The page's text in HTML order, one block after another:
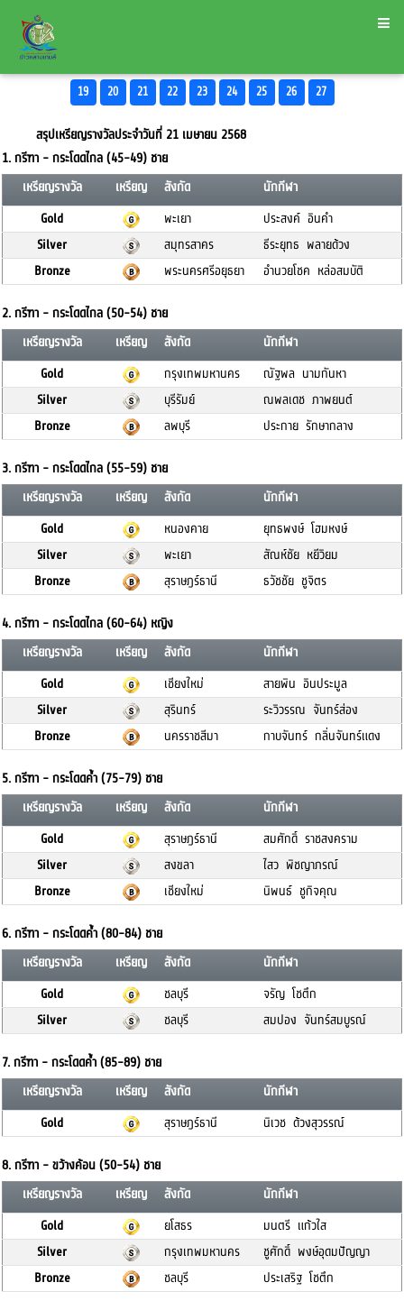
19 20 21 22 23 24 25 26 27
สรุปเหรียญรางวัลประจำวันที่ 21 เมษายน 2568
1. กรีฑา - กระโดดไกล (45-49) ชาย
เหรียญรางวัล
เหรียญ สังกัด
นักกีฬา
Gold
พะเยา
ประสงค์ อินคำ
Silver
สมุทรสาคร
ธีระยุทธ พลายด้วง
Bronze
พระนครศรีอยุธยา อำนวยโชค หล่อสมบัติ
2. กรีฑา - กระโดดไกล (50-54) ชาย
เหรียญรางวัล
เหรียญ สังกัด
นักกีฬา
Gold
กรุงเทพมหานคร
ณัฐพล นามกันหา
Silver
บุรีรัมย์
ณพลเดช ภาพยนต์
Bronze
ลพบุรี ประกาย รักษากลาง
3. กรีฑา - กระโดดไกล (55-59) ชาย
เหรียญรางวัล
เหรียญ สังกัด
นักกีฬา
Gold
หนองคาย
ยุทธพงษ์ โฮมหงษ์
Silver
พะเยา
สัณห์ชัย หยีวิยม
Bronze
สุราษฎร์ธานี ธวัชชัย ชูจิตร
4. กรีฑา - กระโดดไกล (60-64) หญิง
เหรียญรางวัล
เหรียญ สังกัด
นักกีฬา
Gold
เชียงใหม่
สายพิน อินประมูล
Silver
สุรินทร์
ระวิวรรณ จันทร์ส่อง
Bronze
นครราชสีมา กาบจันทร์ กลิ่นจันทร์แดง
5. กรีฑา - กระโดดค้ำ (75-79) ชาย
เหรียญรางวัล
เหรียญ สังกัด
นักกีฬา
Gold
สุราษฎร์ธานี
สมศักดิ์ ราชสงคราม
Silver
สงขลา
ไสว พิชญาภรณ์
Bronze
เชียงใหม่ นิพนธ์ ชูกิจคุณ
6. กรีฑา - กระโดดค้ำ (80-84) ชาย
เหรียญรางวัล
เหรียญ สังกัด
นักกีฬา
Gold
ชลบุรี
จรัญ โชตึก
Silver
ชลบุรี สมปอง จันทร์สมบูรณ์
7. กรีฑา - กระโดดค้ำ (85-89) ชาย
เหรียญรางวัล
เหรียญ สังกัด
นักกีฬา
Gold
สุราษฎร์ธานี นิเวช ด้วงสุวรรณ์
8. กรีฑา - ขว้างค้อน (50-54) ชาย
เหรียญรางวัล
เหรียญ สังกัด
นักกีฬา
Gold
ยโสธร
มนตรี แก้วใส
Silver
กรุงเทพมหานคร
ชูศักดิ์ พงษ์อุดมปัญญา
Bronze
ชลบุรี ประเสริฐ โชตึก